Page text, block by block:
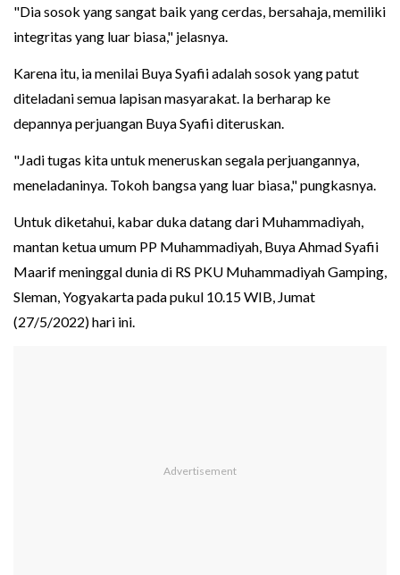
"Dia sosok yang sangat baik yang cerdas, bersahaja, memiliki
integritas yang luar biasa," jelasnya.
Karena itu, ia menilai Buya Syafii adalah sosok yang patut
diteladani semua lapisan masyarakat. Ia berharap ke
depannya perjuangan Buya Syafii diteruskan.
"Jadi tugas kita untuk meneruskan segala perjuangannya,
meneladaninya. Tokoh bangsa yang luar biasa," pungkasnya.
Untuk diketahui, kabar duka datang dari Muhammadiyah,
mantan ketua umum PP Muhammadiyah, Buya Ahmad Syafii
Maarif meninggal dunia di RS PKU Muhammadiyah Gamping,
Sleman, Yogyakarta pada pukul 10.15 WIB, Jumat
(27/5/2022) hari ini.